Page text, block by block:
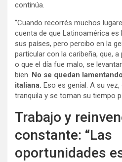
continúa.
“Cuando recorrés muchos
cuenta de que Latinoamérica
sus países, pero percibo en la
particular con la caribeña, que,
o que el día fue malo, se
bien. No se quedan
italiana. Eso es genial. A su
tranquila y se toman su tiempo
Trabajo y
constante: “Las
oportunidades